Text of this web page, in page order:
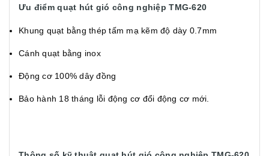
Ưu điểm quạt hút gió công nghiệp TMG-620
Khung quạt bằng thép tấm mạ kẽm độ dày 0.7mm
Cánh quạt bằng inox
Động cơ 100% dây đồng
Bảo hành 18 tháng lỗi động cơ đổi động cơ mới.